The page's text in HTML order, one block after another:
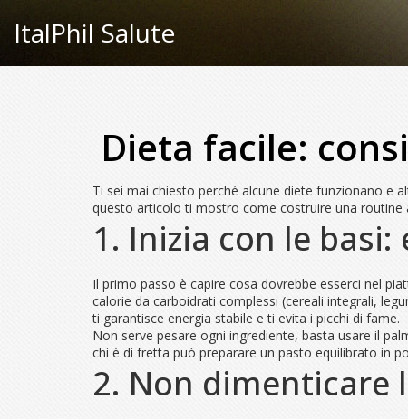
ItalPhil Salute
Dieta facile:
Ti sei mai chiesto perché alcune diete funzionano e
questo articolo ti mostro come costruire una routine
1. Inizia con le
Il primo passo è capire cosa dovrebbe esserci nel
calorie da carboidrati complessi (cereali integrali,
ti garantisce energia stabile e ti evita i picchi di fame.
Non serve pesare ogni ingrediente, basta usare il
chi è di fretta può preparare un pasto equilibrato in
2. Non dimenticare